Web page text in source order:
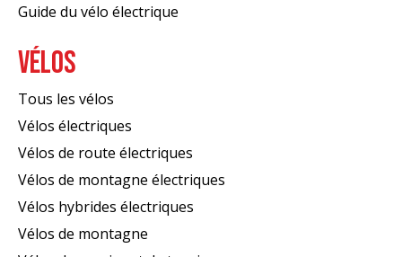
Guide du vélo électrique
VÉLOS
Tous les vélos
Vélos électriques
Vélos de route électriques
Vélos de montagne électriques
Vélos hybrides électriques
Vélos de montagne